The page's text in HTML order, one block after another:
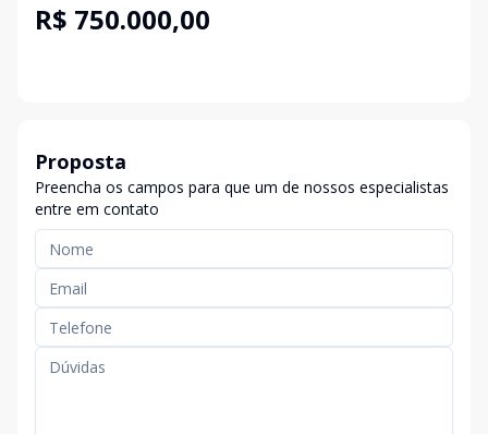
R$ 750.000,00
Proposta
Preencha os campos para que um de nossos especialistas
entre em contato